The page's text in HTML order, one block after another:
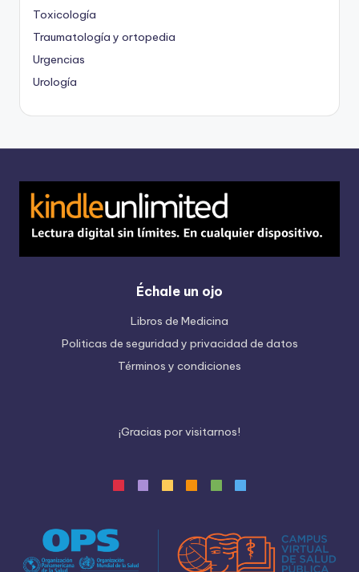
Toxicología
Traumatología y ortopedia
Urgencias
Urología
Échale un ojo
Libros de Medicina
Politicas de seguridad y privacidad de datos
Términos y condiciones
¡Gracias porvisitarnos!